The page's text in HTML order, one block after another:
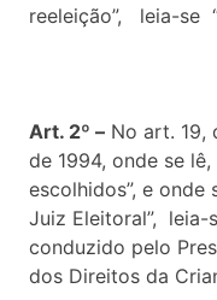
reeleição”, leia-se
Art. 2º – No art. 19,
de 1994, onde se lê,
escolhidos”, e onde
Juiz Eleitoral”,
conduzido pelo
dos Direitos da